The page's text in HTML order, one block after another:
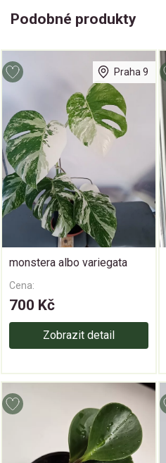
Podobné produkty
Praha 9
monstera albo variegata
Cena:
700 Kč
Zobrazit detail